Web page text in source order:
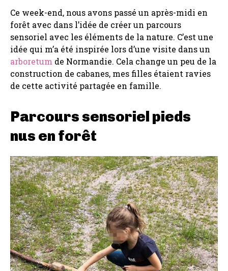
Ce week-end, nous avons passé un après-midi en
forêt avec dans l’idée de créer un parcours
sensoriel avec les éléments de la nature. C’est une
idée qui m’a été inspirée lors d’une visite dans un
arboretum de Normandie. Cela change un peu de la
construction de cabanes, mes filles étaient ravies
de cette activité partagée en famille.
Parcours sensoriel pieds
nus en forêt